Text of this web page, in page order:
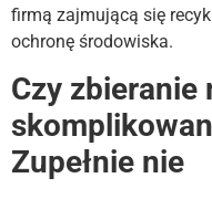
firmą zajmującą się
ochronę środowiska.
Czy zbieranie
Zupełnie nie